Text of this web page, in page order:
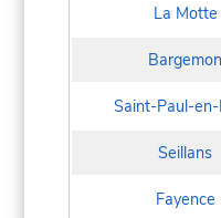
La Motte
Bargemon
Saint-Paul-
Seillans
Fayence